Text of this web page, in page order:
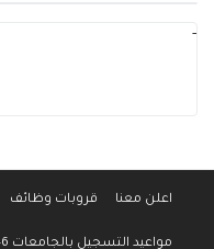
-
اعلن معنا قروبات وظائف
مواعيد التسجيل بالجامعات 1446